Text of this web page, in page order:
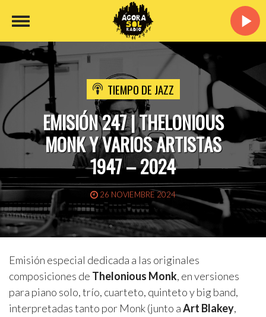
TIEMPO DE JAZZ
EMISIÓN 247 | THELONIOUS
MONK Y VARIOS ARTISTAS
1947 – 2024
26 NOVIEMBRE 2024
Emisión especial dedicada a las originales
composiciones de Thelonious Monk, en versiones
para piano solo, trío, cuarteto, quinteto y big band,
interpretadas tanto por Monk (junto aArt Blakey,